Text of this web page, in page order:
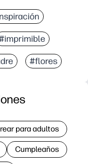
#flores
para adultos
Cumpleaños